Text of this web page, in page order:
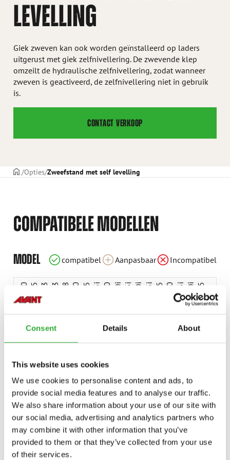
Consent Details About
This website uses cookies
We use cookies to personalise content and ads, to
provide social media features and to analyse our traffic.
We also share information about your use of our site with
our social media, advertising and analytics partners who
may combine it with other information that you’ve
provided to them or that they’ve collected from your use
of their services.
LEVELLING
Giek zweven kan ook worden geïnstalleerd op laders
uitgerust met giek zelfnivellering. De zwevende klep
omzeilt de hydraulische zelfnivellering, zodat wanneer
zweven is geactiveerd, de zelfnivellering niet in gebruik
is.
CONTACT VERKOOP
Voorpagina
Opties Zweefstand met self levelling
COMPATIBELE MODELLEN
MODEL compatibel Aanpasbaar Incompatibel
220
compatibel
225
compatibel
423
Incompatibel
523
compatibel
528
compatibel
530
compatibel
635
Aanpasbaar
635i
Aanpasbaar
640
Aanpasbaar
640i
Aanpasbaar
645i
Aanpasbaar
650i
Aanpasbaar
735i
Aanpasbaar
745
Aanpasbaar
750
Aanpasbaar
755i
Aanpasbaar
760i
Aanpasbaar
845
Aanpasbaar
AanpasbaarAanpasbaarAanpasbaarcompatibelcompatibel
BESCHIKBARE OPTIES
ZWEEFSTAND, 200-SERIE
A421697